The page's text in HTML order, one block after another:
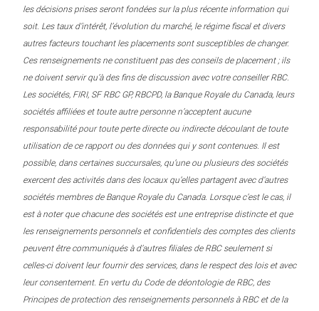
les décisions prises seront fondées sur la plus récente information qui
soit. Les taux d’intérêt, l’évolution du marché, le régime fiscal et divers
autres facteurs touchant les placements sont susceptibles de changer.
Ces renseignements ne constituent pas des conseils de placement ; ils
ne doivent servir qu’à des fins de discussion avec votre conseiller RBC.
Les sociétés, FIRI, SF RBC GP, RBCPD, la Banque Royale du Canada, leurs
sociétés affiliées et toute autre personne n’acceptent aucune
responsabilité pour toute perte directe ou indirecte découlant de toute
utilisation de ce rapport ou des données qui y sont contenues. Il est
possible, dans certaines succursales, qu’une ou plusieurs des sociétés
exercent des activités dans des locaux qu’elles partagent avec d’autres
sociétés membres de Banque Royale du Canada. Lorsque c’est le cas, il
est à noter que chacune des sociétés est une entreprise distincte et que
les renseignements personnels et confidentiels des comptes des clients
peuvent être communiqués à d’autres filiales de RBC seulement si
celles-ci doivent leur fournir des services, dans le respect des lois et avec
leur consentement. En vertu du Code de déontologie de RBC, des
Principes de protection des renseignements personnels à RBC et de la